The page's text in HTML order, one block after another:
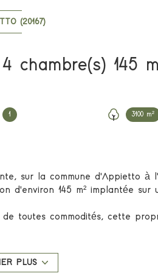
(20167)
Maison 6
1 3100 m²
sur la commune d'Appietto à
d'environ 145 m² implantée sur
toutes commodités, cette
F5, idéal pour une résidence
PLUS